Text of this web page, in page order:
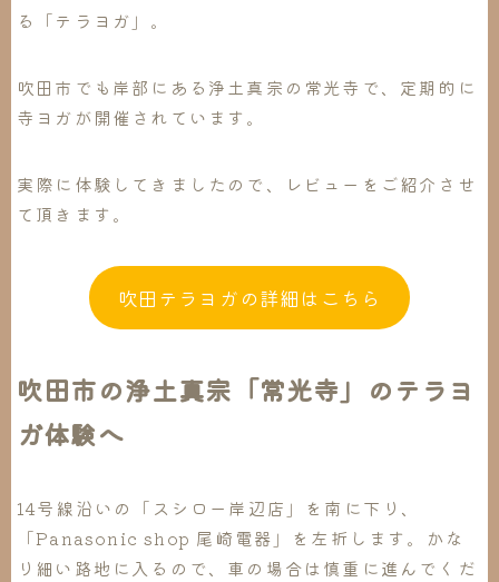
る「テラヨガ 」。
吹田市でも 岸部にある浄土真宗の常光寺 で、定期的に
寺ヨガが開催されています。
実際に体験してきましたので、レビューをご紹介させ
て頂きます。
吹田テラヨガの詳細はこちら
吹田市の浄土真宗「常光寺」のテラヨ
ガ体験へ
14号線沿いの「スシロー岸辺店」を南に下り、
「Panasonic shop 尾崎電器」を左折します。かな
り細い路地に入るので、車の場合は慎重に進んでくだ